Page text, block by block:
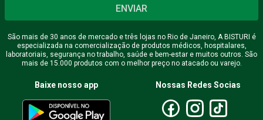
ENVIAR
São mais de 30 anos de mercado e três lojas no Rio de Janeiro, A BISTURI é
especializada na comercialização de produtos médicos, hospitalares,
laboratoriais, segurança no trabalho, saúde e bem-estar e muitos outros. São
mais de 15.000 produtos com o melhor preço no atacado ou varejo.
Baixe nosso app Nossas Redes Socias